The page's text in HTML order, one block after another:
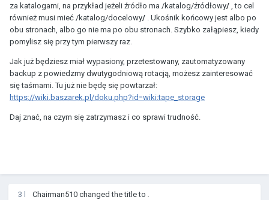
za katalogami, na przykład jeżeli źródło ma /katalog/źródłowy/ , to cel
również musi mieć /katalog/docelowy/ . Ukośnik końcowy jest albo po
obu stronach, albo go nie ma po obu stronach. Szybko załąpiesz, kiedy
pomylisz się przy tym pierwszy raz.
Jak już będziesz miał wypasiony, przetestowany, zautomatyzowany
backup z powiedzmy dwutygodniową rotacją, możesz zainteresować
się taśmami. Tu już nie będę się powtarzał:
https://wiki.baszarek.pl/doku.php?id=wiki:tape_storage
Daj znać, na czym się zatrzymasz i co sprawi trudność.
3 l Chairman510 changed the title to .